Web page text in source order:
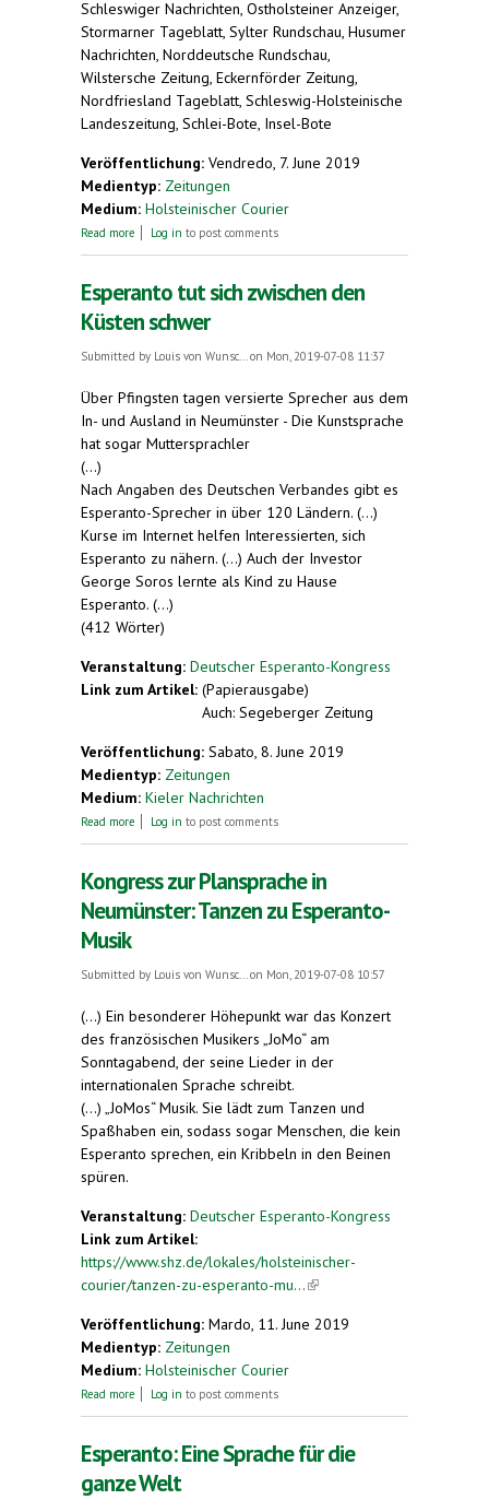
Schleswiger Nachrichten, Ostholsteiner Anzeiger,
Stormarner Tageblatt, Sylter Rundschau, Husumer
Nachrichten, Norddeutsche Rundschau,
Wilstersche Zeitung, Eckernförder Zeitung,
Nordfriesland Tageblatt, Schleswig-Holsteinische
Landeszeitung, Schlei-Bote, Insel-Bote
Veröffentlichung: Vendredo, 7. June 2019
Medientyp: Zeitungen
Medium: Holsteinischer Courier
Read more about Eine Liebe für Esperanto
Log in to post comments
Esperanto tut sich zwischen den
Küsten schwer
Submitted by Louis von Wunsc...on Mon, 2019-07-08 11:37
Über Pfingsten tagen versierte Sprecher aus dem
In- und Ausland in Neumünster - Die Kunstsprache
hat sogar Muttersprachler
(...)
Nach Angaben des Deutschen Verbandes gibt es
Esperanto-Sprecher in über 120 Ländern. (...)
Kurse im Internet helfen Interessierten, sich
Esperanto zu nähern. (...) Auch der Investor
George Soros lernte als Kind zu Hause
Esperanto. (...)
(412 Wörter)
Veranstaltung: Deutscher Esperanto-Kongress
Link zum Artikel: (Papierausgabe)
Auch: Segeberger Zeitung
Veröffentlichung: Sabato, 8. June 2019
Medientyp: Zeitungen
Medium: Kieler Nachrichten
Read more about Esperanto tut sich zwischen den Küsten
Log in to post comments
Kongress zur Plansprache in
Neumünster: Tanzen zu Esperanto-
Musik
Submitted by Louis von Wunsc...on Mon, 2019-07-08 10:57
(...) Ein besonderer Höhepunkt war das Konzert
des französischen Musikers „JoMo“ am
Sonntagabend, der seine Lieder in der
internationalen Sprache schreibt.
(...) „JoMos“ Musik. Sie lädt zum Tanzen und
Spaßhaben ein, sodass sogar Menschen, die kein
Esperanto sprechen, ein Kribbeln in den Beinen
spüren.
Veranstaltung: Deutscher Esperanto-Kongress
Link zum Artikel:
https://www.shz.de/lokales/holsteinischer-
courier/tanzen-zu-esperanto-mu...(link is
Veröffentlichung: Mardo, 11. June 2019
Medientyp: Zeitungen
Medium: Holsteinischer Courier
Read more about Kongress zur Plansprache in Neumünster:
Log in to post comments
Esperanto: Eine Sprache für die
ganze Welt